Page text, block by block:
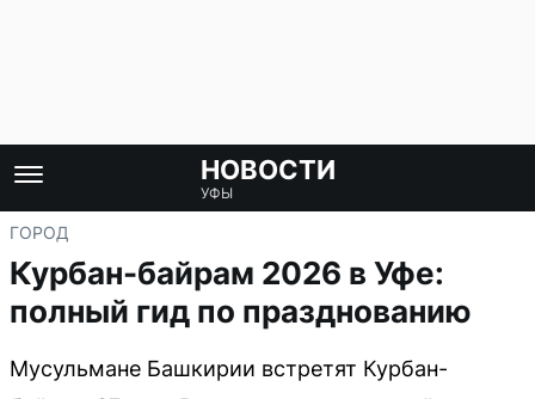
НОВОСТИ
УФЫ
ГОРОД
Курбан-байрам 2026 в Уфе:
полный гид по празднованию
Мусульмане Башкирии встретят Курбан-